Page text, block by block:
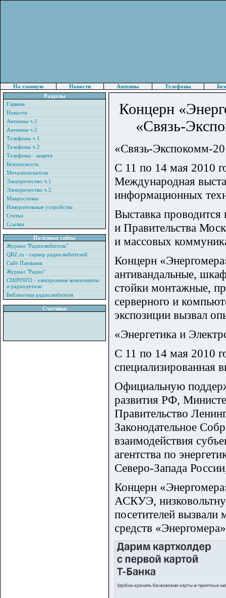
На главную Новости Антенны Телефоны
Разделы
Главная
Новости
Антенны ч.1
Антенны ч.2
Телефоны ч.1
Телефоны ч.2
Телефоны - защита
Безопасность
Металлоискатели
Электричество ч.1
Электричество ч.2
Микросхемы
Измерительные устройства
Статьи
Ссылки
Полезные сайты
Журнал "Радиолюбитель"
QRZ.ru - сервер радиолюбителей
Сайт Паяльник
Журнал "Радио"
CHIPINFO - электронные компоненты
и радиодетали
Библиотека радиолюбителя
Счетчики
Концерн
«Связь-
«Связь-Экспокомм-
C 11 по 14 мая 2010
Международная
информационных
Выставка
и Правительства
и массовых
Концерн
антивандальные,
стойки монтажные,
серверного и
экспозиции вызвал
«Энергетика и
С 11 по 14 мая 2010
специализированная
Официальную
развития РФ,
Правительство
Законодательное
взаимодействия
агентства по
Северо-Запада
Концерн
АСКУЭ,
посетителей
средств